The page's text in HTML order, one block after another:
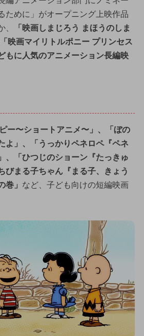
ために」がオープニング上映作品
、
「映画しまじろう まほうのしま
映画マイリトルポニー プリンセス
もに人気のアニメーション長編映
ー〜ショートアニメ〜」、「ぼの
よ」、「うっかりペネロペ『ペネ
、「ひつじのショーン『たっきゅ
びまる子ちゃん『まる子、きょう
巻」 など、子ども向けの短編映画